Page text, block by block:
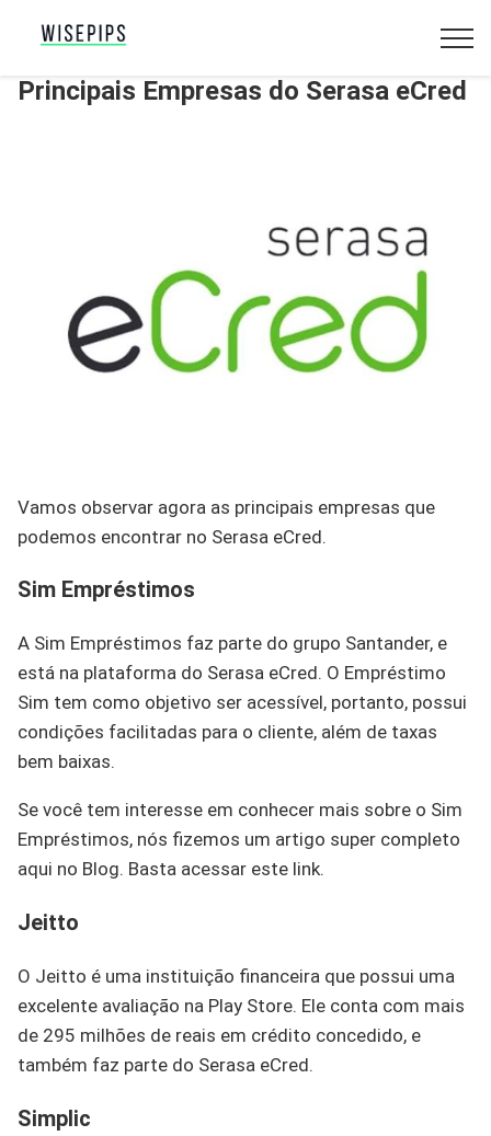
Principais Empresas do Serasa eCred
Vamos observar agora as principais empresas que
podemos encontrar no Serasa eCred.
Sim Empréstimos
A Sim Empréstimos faz parte do grupo Santander, e
está na plataforma do Serasa eCred. O Empréstimo
Sim tem como objetivo ser acessível, portanto, possui
condições facilitadas para o cliente, além de taxas
bem baixas.
Se você tem interesse em conhecer mais sobre o Sim
Empréstimos, nós fizemos um artigo super completo
aqui no Blog. Basta acessar este link.
Jeitto
O Jeitto é uma instituição financeira que possui uma
excelente avaliação na Play Store. Ele conta com mais
de 295 milhões de reais em crédito concedido, e
também faz parte do Serasa eCred.
Simplic